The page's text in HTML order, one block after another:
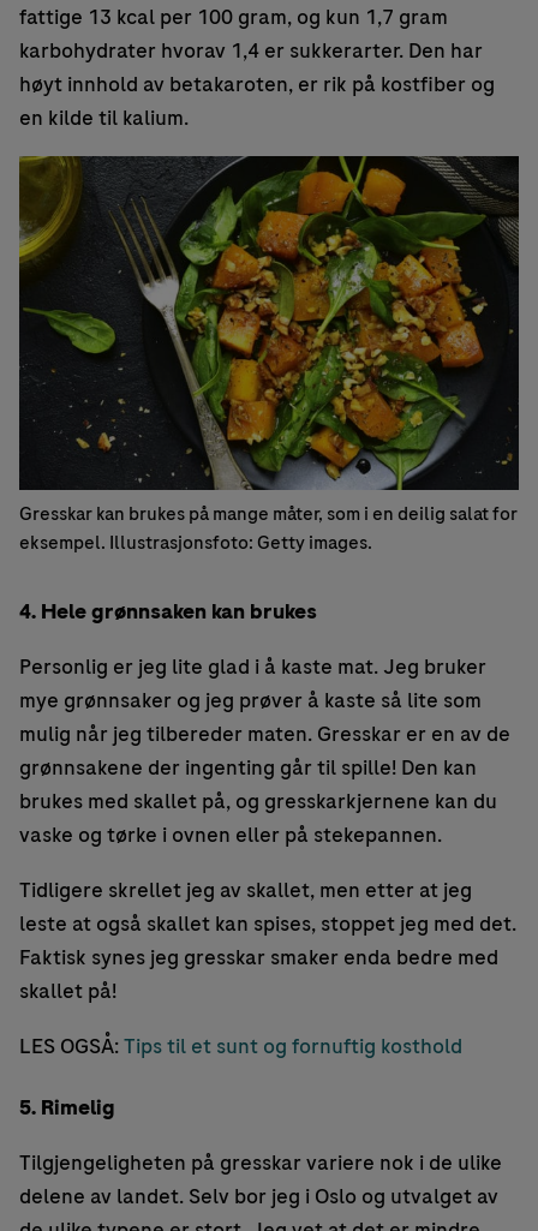
fattige 13 kcal per 100 gram, og kun 1,7 gram
karbohydrater hvorav 1,4 er sukkerarter. Den har
høyt innhold av betakaroten, er rik på kostfiber og
en kilde til kalium.
Gresskar kan brukes på mange måter, som i en deilig salat for
eksempel. Illustrasjonsfoto: Getty images.
4. Hele grønnsaken kan brukes
Personlig er jeg lite glad i å kaste mat. Jeg bruker
mye grønnsaker og jeg prøver å kaste så lite som
mulig når jeg tilbereder maten. Gresskar er en av de
grønnsakene der ingenting går til spille! Den kan
brukes med skallet på, og gresskarkjernene kan du
vaske og tørke i ovnen eller på stekepannen.
Tidligere skrellet jeg av skallet, men etter at jeg
leste at også skallet kan spises, stoppet jeg med det.
Faktisk synes jeg gresskar smaker enda bedre med
skallet på!
LES OGSÅ:Tips til et sunt og fornuftig kosthold
5. Rimelig
Tilgjengeligheten på gresskar variere nok i de ulike
delene av landet. Selv bor jeg i Oslo og utvalget av